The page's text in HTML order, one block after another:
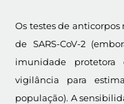
Os testes de anticorpos
de SARS-CoV-2
imunidade
vigilância para
população). A